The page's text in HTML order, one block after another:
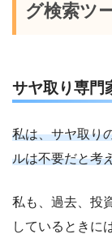
グ検索ツ
サヤ取り専門
私は、サヤ取り
ルは不要だと考
私も、過去、投
しているときに